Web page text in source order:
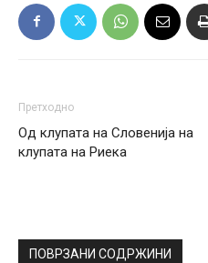
Претходно
Од клупата на Словенија на
клупата на Риека
ПОВРЗАНИ СОДРЖИНИ